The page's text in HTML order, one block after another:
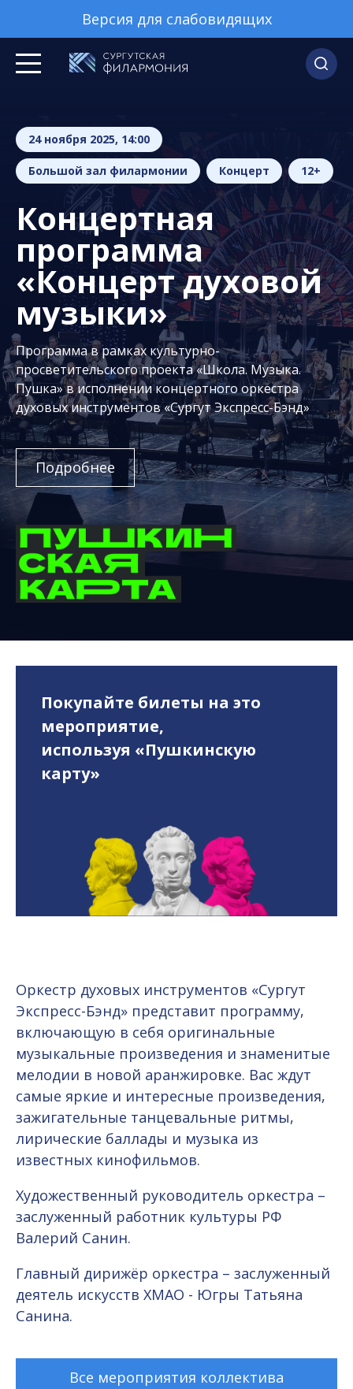
Версия для слабовидящих
24 ноября 2025, 14:00
Большой зал филармонии Концерт 12+
Концертная
программа
«Концерт духовой
музыки»
Программа в рамках культурно-
просветительского проекта «Школа. Музыка.
Пушка» в исполнении концертного оркестра
духовых инструментов «Сургут Экспресс-Бэнд»
Подробнее
Покупайте билеты на это
мероприятие,
используя «Пушкинскую
карту»
Оркестр духовых инструментов «Сургут
Экспресс-Бэнд» представит программу,
включающую в себя оригинальные
музыкальные произведения и знаменитые
мелодии в новой аранжировке. Вас ждут
самые яркие и интересные произведения,
зажигательные танцевальные ритмы,
лирические баллады и музыка из
известных кинофильмов.
Художественный руководитель оркестра –
заслуженный работник культуры РФ
Валерий Санин.
Главный дирижёр оркестра – заслуженный
деятель искусств ХМАО - Югры Татьяна
Санина.
Все мероприятия коллектива